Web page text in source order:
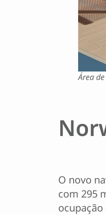
Área
O novo
com 295
ocupação